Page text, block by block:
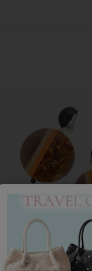
【アンジェラカプッチ】
りイヤリング/3021010-